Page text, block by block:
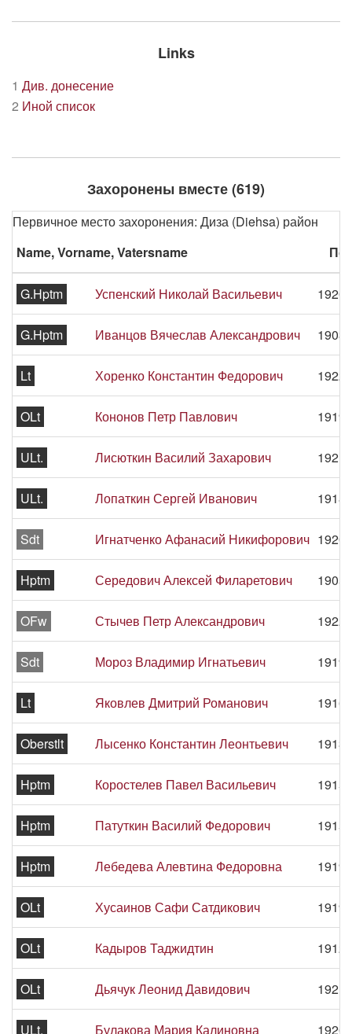
Links
1 Див. донесение
2 Иной список
Захоронены вместе (619)
Первичное место захоронения: Диза (Diehsa) район
Name, Vorname, Vatersname
G.Hptm Успенский Николай Васильевич 1920
G.Hptm Иванцов Вячеслав Александрович 1903
Lt Хоренко Константин Федорович 1922
OLt Кононов Петр Павлович 1919
ULt. Лисюткин Василий Захарович 1921
ULt. Лопаткин Сергей Иванович 1918
Sdt Игнатченко Афанасий Никифорович 1920
Hptm Середович Алексей Филаретович 1905
OFw Стычев Петр Александрович 1922
Sdt Мороз Владимир Игнатьевич 1919
Lt Яковлев Дмитрий Романович 1916
Oberstlt Лысенко Константин Леонтьевич 1913
Hptm Коростелев Павел Васильевич 1915
Hptm Патуткин Василий Федорович 1915
Hptm Лебедева Алевтина Федоровна 1919
OLt Хусаинов Сафи Сатдикович 1919
OLt Кадыров Таджидтин 1912
OLt Дьячук Леонид Давидович 1921
ULt. Булакова Мария Калиновна 1920